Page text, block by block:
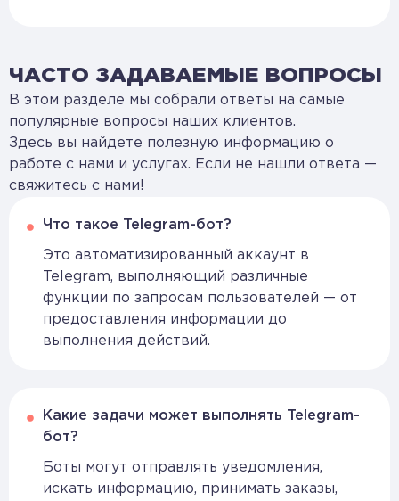
ЧАСТО ЗАДАВАЕМЫЕ ВОПРОСЫ
В этом разделе мы собрали ответы на самые
популярные вопросы наших клиентов.
Здесь вы найдете полезную информацию о
работе с нами и услугах. Если не нашли ответа —
свяжитесь с нами!
Что такое Telegram-бот?
Это автоматизированный аккаунт в
Telegram, выполняющий различные
функции по запросам пользователей — от
предоставления информации до
выполнения действий.
Какие задачи может выполнять Telegram-
бот?
Боты могут отправлять уведомления,
искать информацию, принимать заказы,